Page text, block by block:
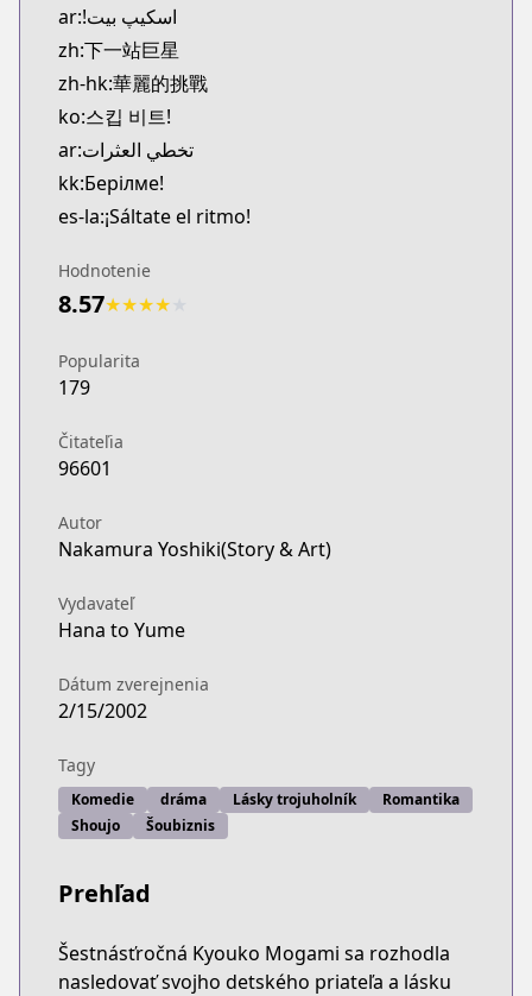
Official English
Official English
https://www.viz.com/skip-beat
ar:!اسکیپ بیت
zh:下一站巨星
zh-hk:華麗的挑戰
ko:스킵 비트!
ar:تخطي العثرات
kk:Берілме!
es-la:¡Sáltate el ritmo!
Hodnotenie
8.57★★★★
Popularita
179
Čitateľia
96601
Autor
Nakamura Yoshiki(Story & Art)
Vydavateľ
Hana to Yume
Dátum zverejnenia
2/15/2002
Tagy
Komedie dráma Lásky trojuholník
Romantika
Shoujo
Šoubiznis
Prehľad
Šestnásťročná Kyouko Mogami sa rozhodla
nasledovať svojho detského priateľa a lásku